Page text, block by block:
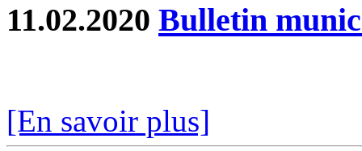
11.02.2020 Bulletin
[En savoir plus]